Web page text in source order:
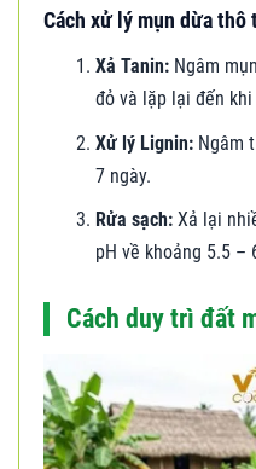
Cách xử lý mụn dừa thô
Xả Tanin:Ngâm
đỏ và lặp lại đến
Xử lý Lignin:Ngâm
7 ngày.
Rửa sạch:Xả lại
pH về khoảng 5.5 –
Cách duy trì đất